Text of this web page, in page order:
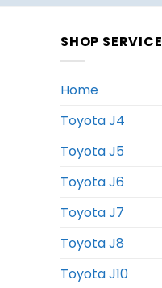
SHOP SERVICE
Home
Toyota J4
Toyota J5
Toyota J6
Toyota J7
Toyota J8
Toyota J10